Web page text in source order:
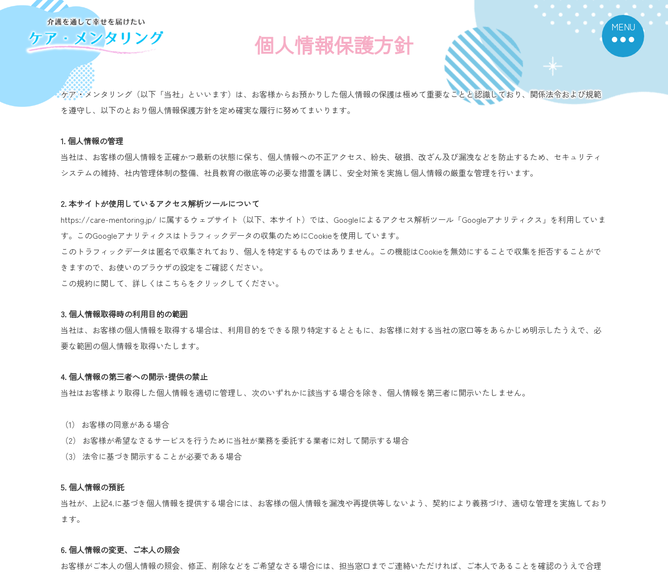
個人情報保護方針
ケア・メンタリング（以下「当社」といいます）は、お客様からお預かりした個人情報の保護は極めて重要なことと認識しており、関係法令および規範
を遵守し、以下のとおり個人情報保護方針を定め確実な履行に努めてまいります。
1.個人情報の管理
当社は、お客様の個人情報を正確かつ最新の状態に保ち、個人情報への不正アクセス、紛失、破損、改ざん及び漏洩などを防止するため、セキュリティ
システムの維持、社内管理体制の整備、社員教育の徹底等の必要な措置を講じ、安全対策を実施し個人情報の厳重な管理を行います。
2.本サイトが使用しているアクセス解析ツールについて
https://care-mentoring.jp/ に属するウェブサイト（以下、本サイト）では、Googleによるアクセス解析ツール「Googleアナリティクス」を利用していま
す。このGoogleアナリティクスはトラフィックデータの収集のためにCookieを使用しています。
このトラフィックデータは匿名で収集されており、個人を特定するものではありません。この機能はCookieを無効にすることで収集を拒否することがで
きますので、お使いのブラウザの設定をご確認ください。
この規約に関して、詳しくは こちら をクリックしてください。
3.個人情報取得時の利用目的の範囲
当社は、お客様の個人情報を取得する場合は、利用目的をできる限り特定するとともに、お客様に対する当社の窓口等をあらかじめ明示したうえで、必
要な範囲の個人情報を取得いたします。
4.個人情報の第三者への開示･提供の禁止
当社はお客様より取得した個人情報を適切に管理し、次のいずれかに該当する場合を除き、個人情報を第三者に開示いたしません。
（1） お客様の同意がある場合
（2） お客様が希望なさるサービスを行うために当社が業務を委託する業者に対して開示する場合
（3） 法令に基づき開示することが必要である場合
5.個人情報の預託
当社が、上記4.に基づき個人情報を提供する場合には、お客様の個人情報を漏洩や再提供等しないよう、契約により義務づけ、適切な管理を実施しており
ます。
6.個人情報の変更、ご本人の照会
お客様がご本人の個人情報の照会、修正、削除などをご希望なさる場合には、担当窓口までご連絡いただければ、ご本人であることを確認のうえで合理